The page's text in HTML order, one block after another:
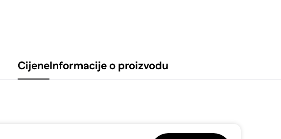
CijeneInformacije o proizvodu